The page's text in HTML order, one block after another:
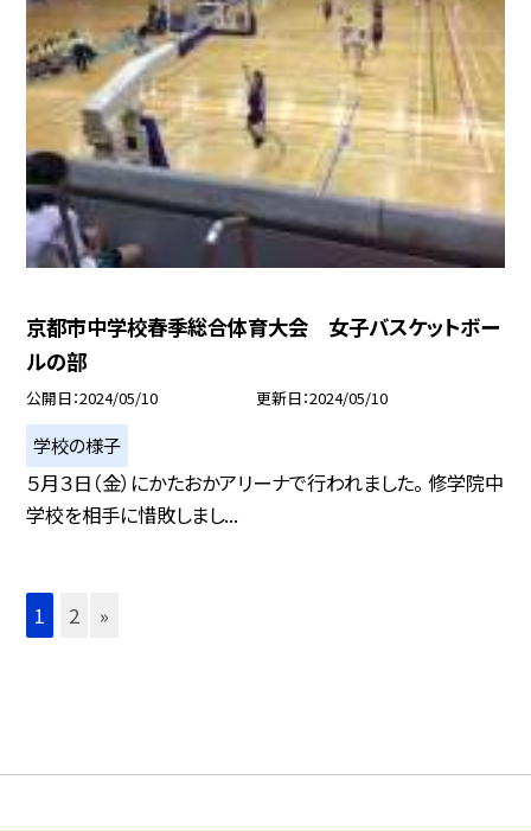
京都市中学校春季総合体育大会 女子バスケットボー
ルの部
公開日 2024/05/10 更新日 2024/05/10
学校の様子
５月３日（金）にかたおかアリーナで行われました。 修学院中
学校を相手に惜敗しまし...
1 2 »